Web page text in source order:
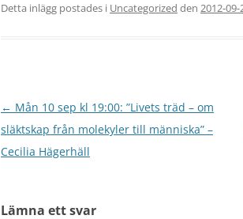
Detta inlägg postades i Uncategorized den 2012-09-
Inläggsnavigering
← Mån 10 sep kl 19:00: ”Livets träd – om
släktskap från molekyler till människa” –
Cecilia Hägerhäll
Lämna ett svar